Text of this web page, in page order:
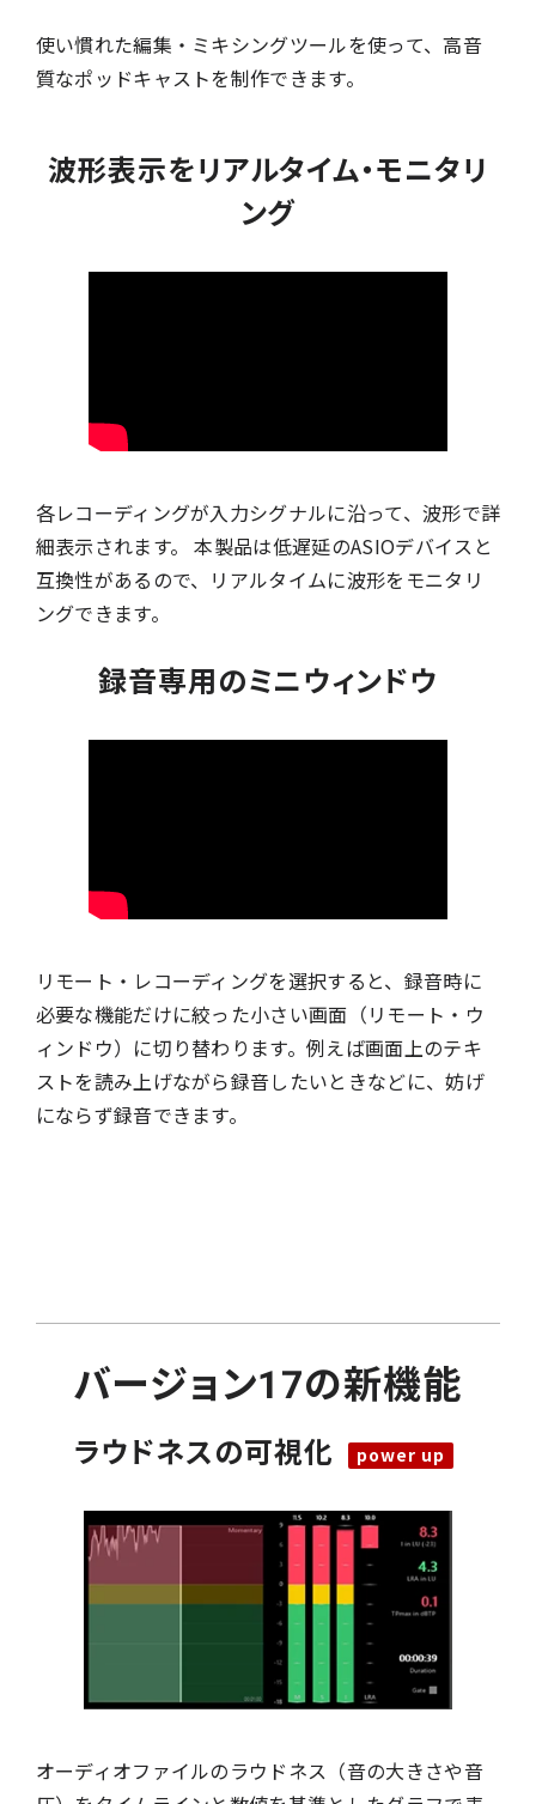
使い慣れた編集・ミキシングツールを使って、高音
質なポッドキャストを制作できます。
波形表示をリアルタイム・モニタリ
ング
各レコーディングが入力シグナルに沿って、波形で詳
細表示されます。 本製品は低遅延のASIOデバイスと
互換性があるので、リアルタイムに波形をモニタリ
ングできます。
録音専用のミニウィンドウ
リモート・レコーディングを選択すると、録音時に
必要な機能だけに絞った小さい画面（リモート・ウ
ィンドウ）に切り替わります。例えば画面上のテキ
ストを読み上げながら録音したいときなどに、妨げ
にならず録音できます。
バージョン17の新機能
ラウドネスの可視化
オーディオファイルのラウドネス（音の大きさや音